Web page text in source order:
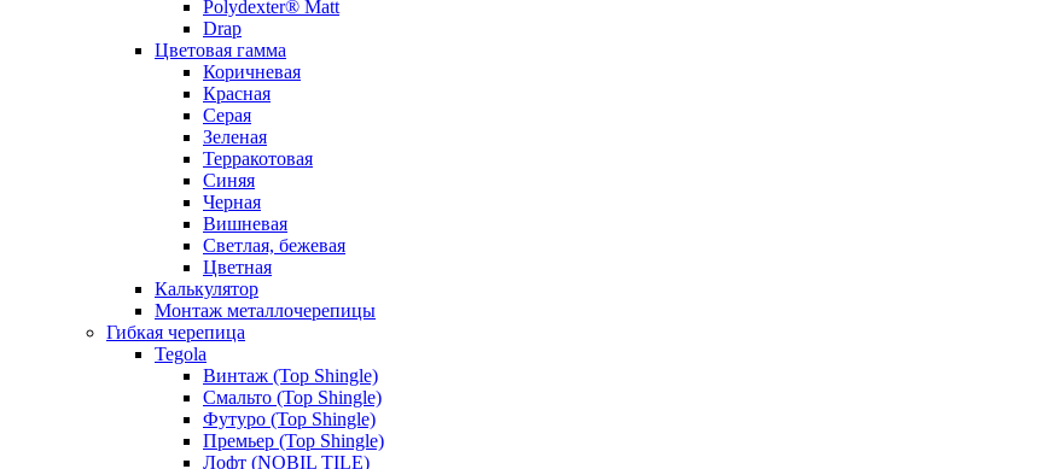
Polydexter® Matt
Drap
Цветовая гамма
Коричневая
Красная
Серая
Зеленая
Терракотовая
Синяя
Черная
Вишневая
Светлая, бежевая
Цветная
Калькулятор
Монтаж металлочерепицы
Гибкая черепица
Tegola
Винтаж (Top Shingle)
Смальто (Top Shingle)
Футуро (Top Shingle)
Премьер (Top Shingle)
Лофт (NOBIL TILE)